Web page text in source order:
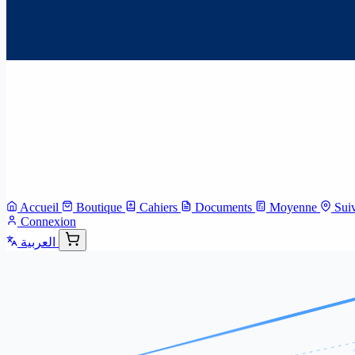
Accueil Boutique Cahiers Documents Moyenne
Connexion
العربية